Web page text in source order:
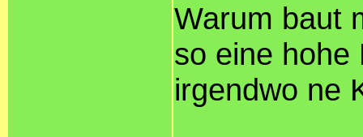
Warum baut
so eine hohe
irgendwo ne